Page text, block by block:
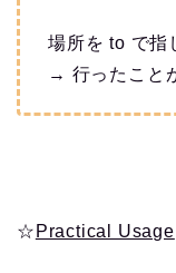
場所を to で指
→ 行ったこと
☆ Practical Usage